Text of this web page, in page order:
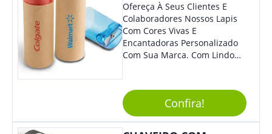
Ofereça À Seus Clientes E
Colaboradores Nossos Lapis
Com Cores Vivas E
Encantadoras Personalizado
Com Sua Marca. Com Lindo
Perfeito, Não É?!
Confira!